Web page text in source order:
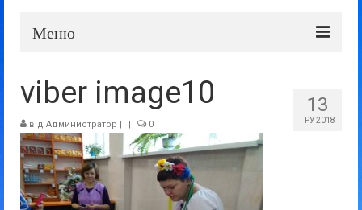
Меню
Про школу
Дошка оголошень
Батькам та учням
Прозорість та відкритість
13
ГРУ 2018
viber image10
від Администратор | | 0